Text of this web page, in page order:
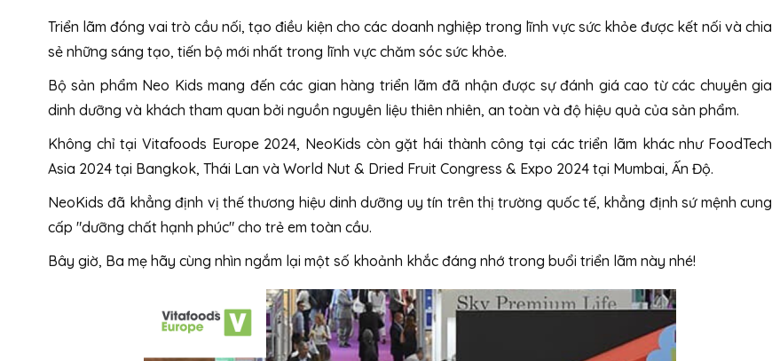
Triển lãm đóng vai trò cầu nối, tạo điều kiện cho các doanh nghiệp trong lĩnh vực sức khỏe được kết nối và chia
sẻ những sáng tạo, tiến bộ mới nhất trong lĩnh vực chăm sóc sức khỏe.
Bộ sản phẩm Neo Kids mang đến các gian hàng triển lãm đã nhận được sự đánh giá cao từ các chuyên gia
dinh dưỡng và khách tham quan bởi nguồn nguyên liệu thiên nhiên, an toàn và độ hiệu quả của sản phẩm.
Không chỉ tại Vitafoods Europe 2024, NeoKids còn gặt hái thành công tại các triển lãm khác như FoodTech
Asia 2024 tại Bangkok, Thái Lan và World Nut & Dried Fruit Congress & Expo 2024 tại Mumbai, Ấn Độ.
NeoKids đã khẳng định vị thế thương hiệu dinh dưỡng uy tín trên thị trường quốc tế, khẳng định sứ mệnh cung
cấp "dưỡng chất hạnh phúc" cho trẻ em toàn cầu.
Bây giờ, Ba mẹ hãy cùng nhìn ngắm lại một số khoảnh khắc đáng nhớ trong buổi triển lãm này nhé!